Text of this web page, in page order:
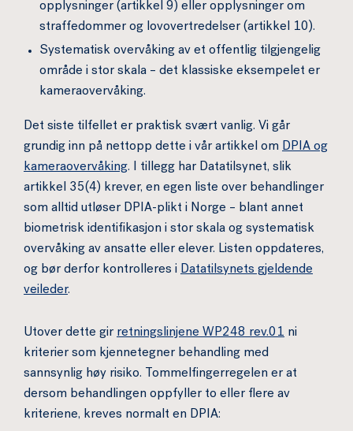
opplysninger (artikkel 9) eller opplysninger om
straffedommer og lovovertredelser (artikkel 10).
Systematisk overvåking av et offentlig tilgjengelig
område i stor skala – det klassiske eksempelet er
kameraovervåking.
Det siste tilfellet er praktisk svært vanlig. Vi går
grundig inn på nettopp dette i vår artikkel om DPIA og
kameraovervåking. I tillegg har Datatilsynet, slik
artikkel 35(4) krever, en egen liste over behandlinger
som alltid utløser DPIA-plikt i Norge – blant annet
biometrisk identifikasjon i stor skala og systematisk
overvåking av ansatte eller elever. Listen oppdateres,
og bør derfor kontrolleres i Datatilsynets gjeldende
veileder.
Utover dette gir retningslinjene WP248 rev.01 ni
kriterier som kjennetegner behandling med
sannsynlig høy risiko. Tommelfingerregelen er at
dersom behandlingen oppfyller to eller flere av
kriteriene, kreves normalt en DPIA: